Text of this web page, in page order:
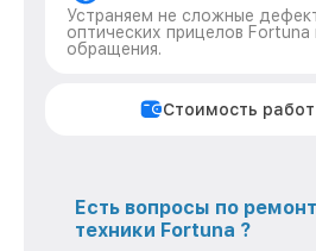
Устраняем не сложные
оптических прицелов Fortuna
обращения.
Стоимость работ
Есть вопросы по
техники Fortuna ?